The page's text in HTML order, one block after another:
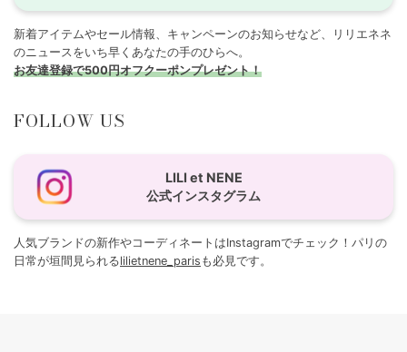
新着アイテムやセール情報、キャンペーンのお知らせなど、リリエネネ
のニュースをいち早くあなたの手のひらへ。
お友達登録で500円オフクーポンプレゼント！
FOLLOW US
LILI et NENE
公式インスタグラム
人気ブランドの新作やコーディネートはInstagramでチェック！パリの
日常が垣間見られるlilietnene_paris も必見です。